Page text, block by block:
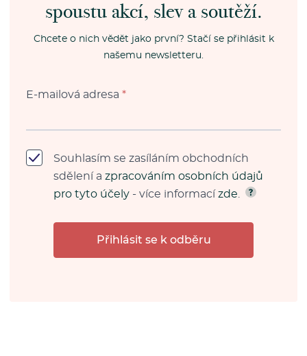
spoustu akcí, slev a soutěží.
Chcete o nich vědět jako první? Stačí se přihlásit k
našemu newsletteru.
E-mailová adresa *
Souhlasím se zasíláním obchodních
sdělení a zpracováním osobních údajů
pro tyto účely - více informací zde
Přihlásit se k odběru